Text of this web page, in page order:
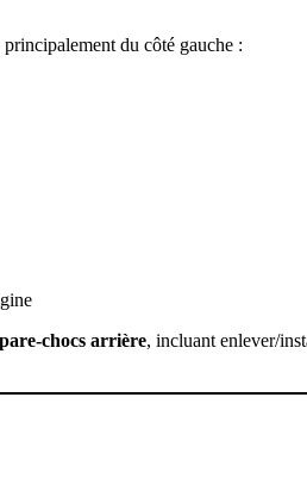
du côté gauche :
chocs arrière, incluant enlever/